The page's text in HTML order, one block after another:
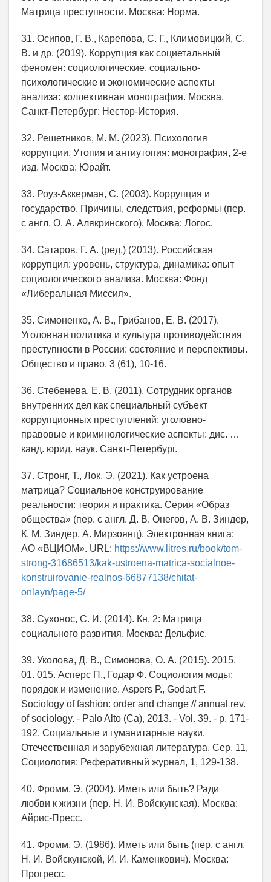
Матрица преступности. Москва: Норма.
31. Осипов, Г. В., Карепова, С. Г., Климовицкий, С.
В. и др. (2019). Коррупция как социетальный
феномен: социологические, социально-
психологические и экономические аспекты
анализа: коллективная монография. Москва,
Санкт-Петербург: Нестор-История.
32. Решетников, М. М. (2023). Психология
коррупции. Утопия и антиутопия: монография, 2-е
изд. Москва: Юрайт.
33. Роуз-Аккерман, С. (2003). Коррупция и
государство. Причины, следствия, реформы (пер.
с англ. О. А. Алякринского). Москва: Логос.
34. Сатаров, Г. А. (ред.) (2013). Российская
коррупция: уровень, структура, динамика: опыт
социологического анализа. Москва: Фонд
«Либеральная Миссия».
35. Симоненко, А. В., Грибанов, Е. В. (2017).
Уголовная политика и культура противодействия
преступности в России: состояние и перспективы.
Общество и право, 3 (61), 10-16.
36. Стебенева, Е. В. (2011). Сотрудник органов
внутренних дел как специальный субъект
коррупционных преступлений: уголовно-
правовые и криминологические аспекты: дис. …
канд. юрид. наук. Санкт-Петербург.
37. Стронг, Т., Лок, Э. (2021). Как устроена
матрица? Социальное конструирование
реальности: теория и практика. Серия «Образ
общества» (пер. с англ. Д. В. Онегов, А. В. Зиндер,
К. М. Зиндер, А. Мирзоянц). Электронная книга:
АО «ВЦИОМ». URL: https://www.litres.ru/book/tom-
strong-31686513/kak-ustroena-matrica-socialnoe-
konstruirovanie-realnos-66877138/chitat-
onlayn/page-5/
38. Сухонос, С. И. (2014). Кн. 2: Матрица
социального развития. Москва: Дельфис.
39. Уколова, Д. В., Симонова, О. А. (2015). 2015.
01. 015. Асперс П., Годар Ф. Социология моды:
порядок и изменение. Aspers Р., Godart F.
Sociology of fashion: order and change // annual rev.
of sociology. - Palo Alto (Ca), 2013. - Vol. 39. - p. 171-
192. Социальные и гуманитарные науки.
Отечественная и зарубежная литература. Сер. 11,
Социология: Реферативный журнал, 1, 129-138.
40. Фромм, Э. (2004). Иметь или быть? Ради
любви к жизни (пер. Н. И. Войскунская). Москва:
Айрис-Пресс.
41. Фромм, Э. (1986). Иметь или быть (пер. с англ.
Н. И. Войскунской, И. И. Каменкович). Москва:
Прогресс.